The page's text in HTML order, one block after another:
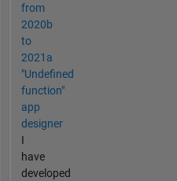
from
2020b
to
2021a
"Undefined
function"
app
designer
I
have
developed